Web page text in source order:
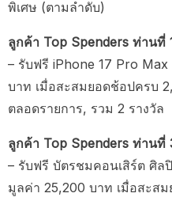
พิเศษ (ตามลำดับ)
ลูกค้า Top Spenders ท่านที่
– รับฟรี iPhone 17 Pro
บาท เมื่อสะสมยอดช้อปครบ
ตลอดรายการ, รวม 2 รางวัล
ลูกค้า Top Spenders ท่านที่
– รับฟรี บัตรชมคอนเสิร์ต ศิล
มูลค่า 25,200 บาท เมื่อสะส